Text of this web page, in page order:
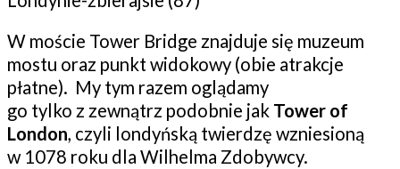
W moście Tower Bridge znajduje się muzeum
mostu oraz punkt widokowy (obie atrakcje
płatne). My tym razem oglądamy
go tylko z zewnątrz podobnie jak Tower of
London, czyli londyńską twierdzę wzniesioną
w 1078 roku dla Wilhelma Zdobywcy.